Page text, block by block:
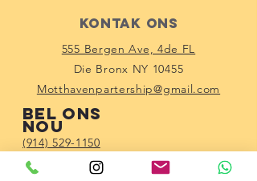
Kontak Ons
555 Bergen Ave, 4de FL
Die Bronx NY 10455
Motthavenpartership@gmail.com
Bel ons
nou
(914) 529-1150
Maak kontak